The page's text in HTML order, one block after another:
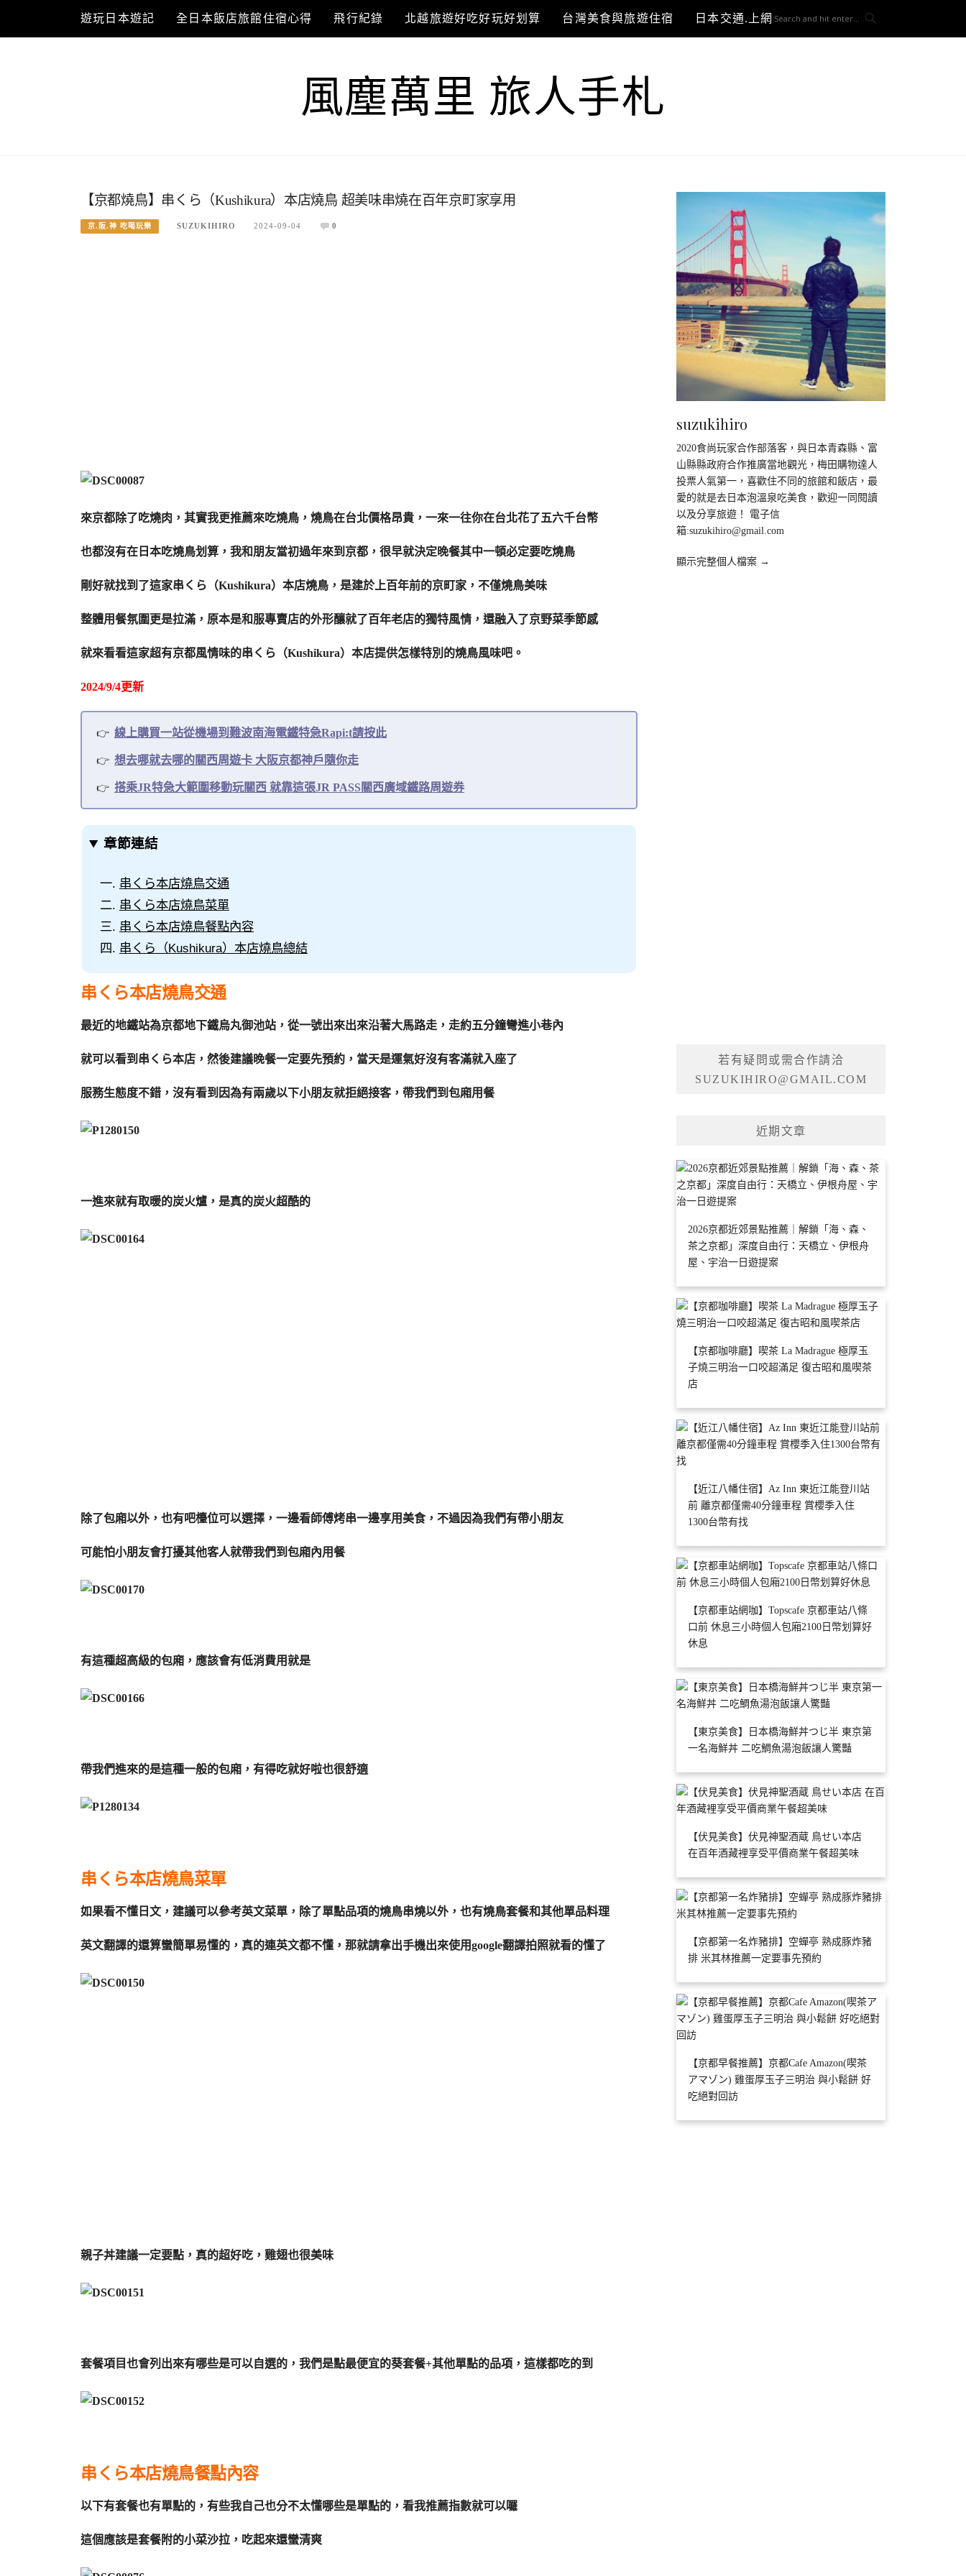
content
遊玩日本遊記 全日本飯店旅館住宿心得 飛行紀錄 北越旅遊好吃好玩好划算 台灣美食與旅遊住宿 日本交通.上網與3C開箱
風塵萬里 旅人手札
【京都燒鳥】串くら（Kushikura）本店燒鳥 超美味串燒在百年京町家享用
京.阪.神 吃喝玩樂 SUZUKIHIRO 2024-09-04 0
來京都除了吃燒肉，其實我更推薦來吃燒鳥，燒鳥在台北價格昂貴，一來一往你在台北花了五六千台幣
也都沒有在日本吃燒鳥划算，我和朋友當初過年來到京都，很早就決定晚餐其中一頓必定要吃燒鳥
剛好就找到了這家串くら（Kushikura）本店燒鳥，是建於上百年前的京町家，不僅燒鳥美味
整體用餐氛圍更是拉滿，原本是和服專賣店的外形釀就了百年老店的獨特風情，還融入了京野菜季節感
就來看看這家超有京都風情味的串くら（Kushikura）本店提供怎樣特別的燒鳥風味吧。
2024/9/4更新
線上購買一站從機場到難波南海電鐵特急Rapi:t請按此
想去哪就去哪的關西周遊卡 大阪京都神戶隨你走
搭乘JR特急大範圍移動玩關西 就靠這張JR PASS關西廣域鐵路周遊券
章節連結
串くら本店燒鳥交通
串くら本店燒鳥菜單
串くら本店燒鳥餐點內容
串くら（Kushikura）本店燒鳥總結
串くら本店燒鳥交通
最近的地鐵站為京都地下鐵烏丸御池站，從一號出來出來沿著大馬路走，走約五分鐘彎進小巷內
就可以看到串くら本店，然後建議晚餐一定要先預約，當天是運氣好沒有客滿就入座了
服務生態度不錯，沒有看到因為有兩歲以下小朋友就拒絕接客，帶我們到包廂用餐
一進來就有取暖的炭火爐，是真的炭火超酷的
除了包廂以外，也有吧檯位可以選擇，一邊看師傅烤串一邊享用美食，不過因為我們有帶小朋友
可能怕小朋友會打擾其他客人就帶我們到包廂內用餐
有這種超高級的包廂，應該會有低消費用就是
帶我們進來的是這種一般的包廂，有得吃就好啦也很舒適
串くら本店燒鳥菜單
如果看不懂日文，建議可以參考英文菜單，除了單點品項的燒鳥串燒以外，也有燒鳥套餐和其他單品料理
英文翻譯的還算蠻簡單易懂的，真的連英文都不懂，那就請拿出手機出來使用google翻譯拍照就看的懂了
親子丼建議一定要點，真的超好吃，雞翅也很美味
套餐項目也會列出來有哪些是可以自選的，我們是點最便宜的葵套餐+其他單點的品項，這樣都吃的到
串くら本店燒鳥餐點內容
以下有套餐也有單點的，有些我自己也分不太懂哪些是單點的，看我推薦指數就可以囉
這個應該是套餐附的小菜沙拉，吃起來還蠻清爽
suzukihiro
2020食尚玩家合作部落客，與日本青森縣、富
山縣縣政府合作推廣當地觀光，梅田購物達人
投票人氣第一，喜歡住不同的旅館和飯店，最
愛的就是去日本泡溫泉吃美食，歡迎一同閱讀
以及分享旅遊！ 電子信
箱:suzukihiro@gmail.com
顯示完整個人檔案 →
若有疑問或需合作請洽
SUZUKIHIRO@GMAIL.COM
近期文章
2026京都近郊景點推薦｜解鎖「海、森、
茶之京都」深度自由行：天橋立、伊根舟
屋、宇治一日遊提案
【京都咖啡廳】喫茶 La Madrague 極厚玉
子燒三明治一口咬超滿足 復古昭和風喫茶
店
【近江八幡住宿】Az Inn 東近江能登川站
前 離京都僅需40分鐘車程 賞櫻季入住
1300台幣有找
【京都車站網咖】Topscafe 京都車站八條
口前 休息三小時個人包廂2100日幣划算好
休息
【東京美食】日本橋海鮮丼つじ半 東京第
一名海鮮丼 二吃鯛魚湯泡飯讓人驚豔
【伏見美食】伏見神聖酒蔵 鳥せい本店
在百年酒藏裡享受平價商業午餐超美味
【京都第一名炸豬排】空蟬亭 熟成豚炸豬
排 米其林推薦一定要事先預約
【京都早餐推薦】京都Cafe Amazon(喫茶
アマゾン) 雞蛋厚玉子三明治 與小鬆餅 好
吃絕對回訪